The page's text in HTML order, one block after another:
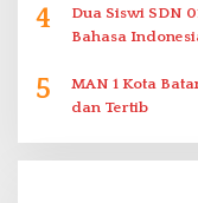
4
Dua Siswi SDN
Bahasa
5
MAN 1 Kota
dan Tertib